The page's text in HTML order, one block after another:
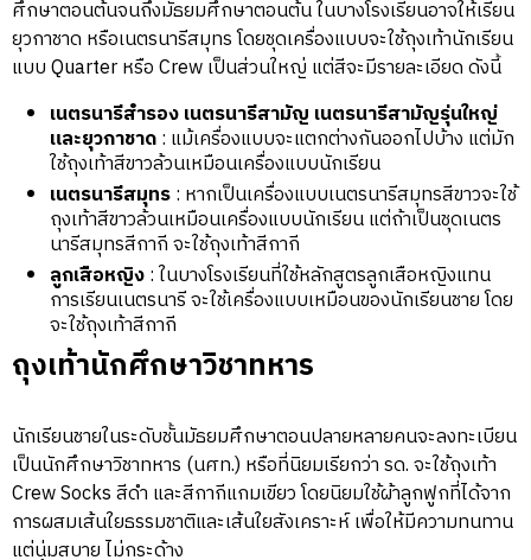
ศึกษาตอนต้นจนถึงมัธยมศึกษาตอนต้น ในบางโรงเรียนอาจให้เรียน
ยุวกาชาด หรือเนตรนารีสมุทร โดยชุดเครื่องแบบจะใช้ถุงเท้านักเรียน
แบบ Quarter หรือ Crew เป็นส่วนใหญ่ แต่สีจะมีรายละเอียด ดังนี้
เนตรนารีสำรอง เนตรนารีสามัญ เนตรนารีสามัญรุ่นใหญ่
และยุวกาชาด: แม้เครื่องแบบจะแตกต่างกันออกไปบ้าง แต่มัก
ใช้ถุงเท้าสีขาวล้วนเหมือนเครื่องแบบนักเรียน
เนตรนารีสมุทร: หากเป็นเครื่องแบบเนตรนารีสมุทรสีขาวจะใช้
ถุงเท้าสีขาวล้วนเหมือนเครื่องแบบนักเรียน แต่ถ้าเป็นชุดเนตร
นารีสมุทรสีกากี จะใช้ถุงเท้าสีกากี
ลูกเสือหญิง: ในบางโรงเรียนที่ใช้หลักสูตรลูกเสือหญิงแทน
การเรียนเนตรนารี จะใช้เครื่องแบบเหมือนของนักเรียนชาย โดย
จะใช้ถุงเท้าสีกากี
ถุงเท้านักศึกษาวิชาทหาร
นักเรียนชายในระดับชั้นมัธยมศึกษาตอนปลายหลายคนจะลงทะเบียน
เป็นนักศึกษาวิชาทหาร (นศท.) หรือที่นิยมเรียกว่า รด. จะใช้ถุงเท้า
Crew Socks สีดำ และสีกากีแกมเขียว โดยนิยมใช้ผ้าลูกฟูกที่ได้จาก
การผสมเส้นใยธรรมชาติและเส้นใยสังเคราะห์ เพื่อให้มีความทนทาน
แต่นุ่มสบาย ไม่กระด้าง